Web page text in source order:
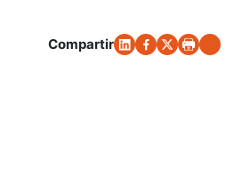
Compartir